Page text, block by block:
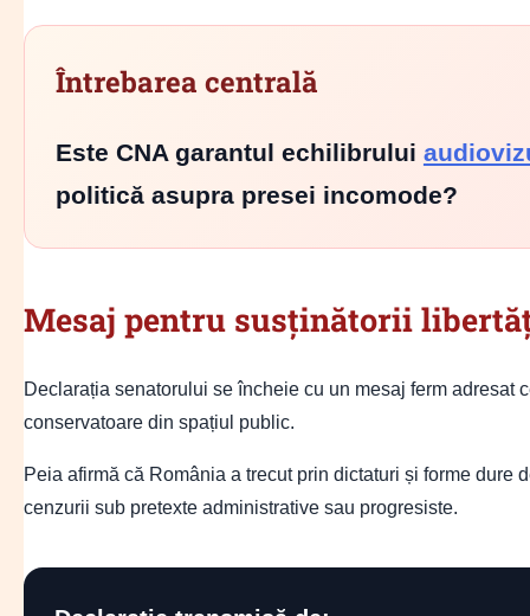
Întrebarea centrală
Este CNA garantul echilibrului
politică asupra presei incomode?
Mesaj pentru susținătorii
Declarația senatorului se încheie cu un mesaj ferm
conservatoare din spațiul public.
Peia afirmă că România a trecut prin dictaturi și forme
cenzurii sub pretexte administrative sau progresiste.